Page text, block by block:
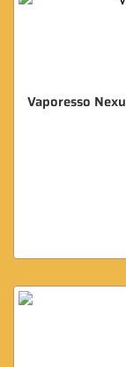
Vaporesso